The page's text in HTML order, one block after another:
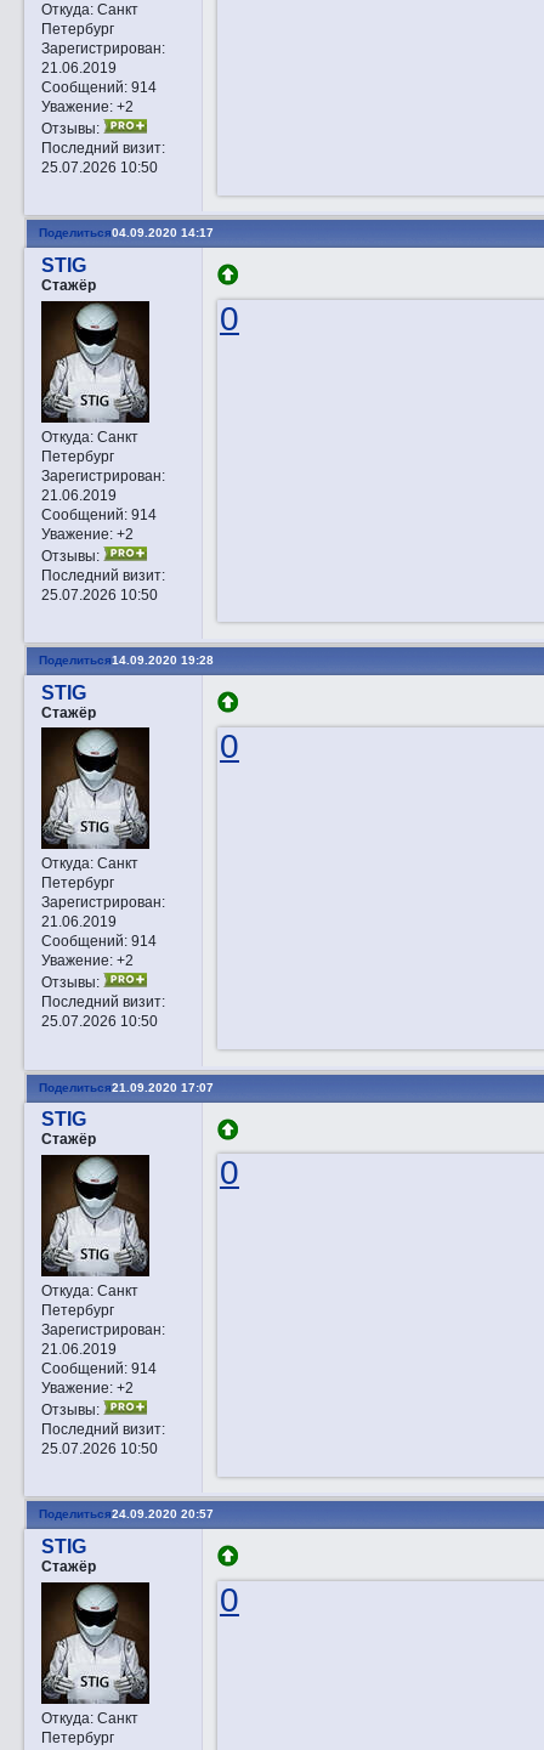
Откуда:Санкт
Петербург
Зарегистрирован:
21.06.2019
Сообщений:914
Уважение: +2
Отзывы:
Последний визит:
25.07.2026 10:50
Поделиться04.09.2020 14:17
STIG
Стажёр
Откуда:Санкт
Петербург
Зарегистрирован:
21.06.2019
Сообщений:914
Уважение: +2
Отзывы:
Последний визит:
25.07.2026 10:50
0
Поделиться14.09.2020 19:28
STIG
Стажёр
Откуда:Санкт
Петербург
Зарегистрирован:
21.06.2019
Сообщений:914
Уважение: +2
Отзывы:
Последний визит:
25.07.2026 10:50
0
Поделиться21.09.2020 17:07
STIG
Стажёр
Откуда:Санкт
Петербург
Зарегистрирован:
21.06.2019
Сообщений:914
Уважение: +2
Отзывы:
Последний визит:
25.07.2026 10:50
0
Поделиться24.09.2020 20:57
STIG
Стажёр
Откуда:Санкт
Петербург
0